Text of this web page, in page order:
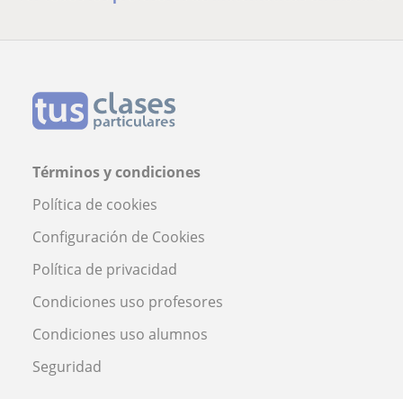
Términos y condiciones
Política de cookies
Configuración de Cookies
Política de privacidad
Condiciones uso profesores
Condiciones uso alumnos
Seguridad